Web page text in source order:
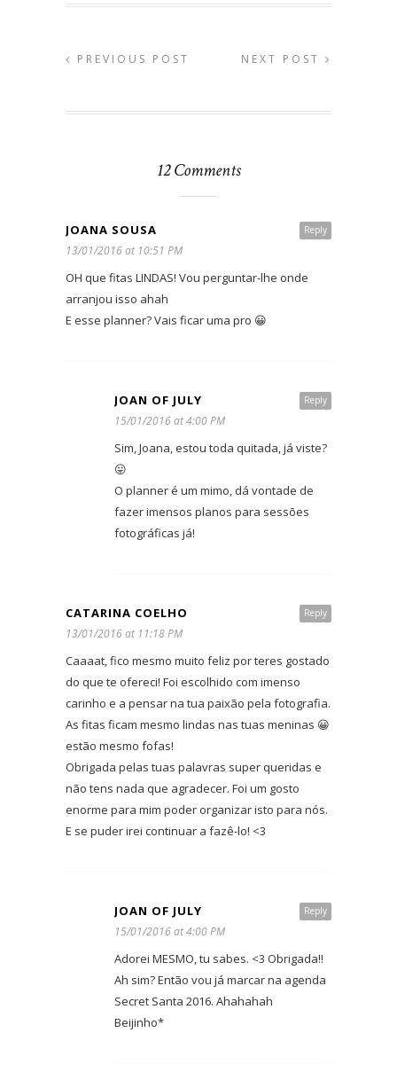
PREVIOUS POST NEXT POST
12 Comments
Reply
JOANA SOUSA
13/01/2016 at 10:51 PM
OH que fitas LINDAS! Vou perguntar-lhe onde
arranjou isso ahah
E esse planner? Vais ficar uma pro 😀
Reply
JOAN OF JULY
15/01/2016 at 4:00 PM
Sim, Joana, estou toda quitada, já viste?
😛
O planner é um mimo, dá vontade de
fazer imensos planos para sessões
fotográficas já!
Reply
CATARINA COELHO
13/01/2016 at 11:18 PM
Caaaat, fico mesmo muito feliz por teres gostado
do que te ofereci! Foi escolhido com imenso
carinho e a pensar na tua paixão pela fotografia.
As fitas ficam mesmo lindas nas tuas meninas 😀
estão mesmo fofas!
Obrigada pelas tuas palavras super queridas e
não tens nada que agradecer. Foi um gosto
enorme para mim poder organizar isto para nós.
E se puder irei continuar a fazê-lo! <3
Reply
JOAN OF JULY
15/01/2016 at 4:00 PM
Adorei MESMO, tu sabes. <3 Obrigada!!
Ah sim? Então vou já marcar na agenda
Secret Santa 2016. Ahahahah
Beijinho*